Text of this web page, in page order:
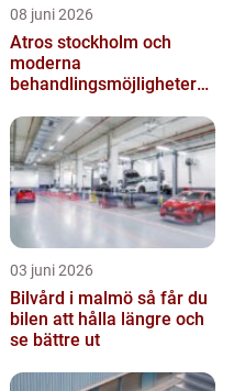
08 juni 2026
Atros stockholm och
moderna
behandlingsmöjligheter
03 juni 2026
Bilvård i malmö så får du
bilen att hålla längre och
se bättre ut